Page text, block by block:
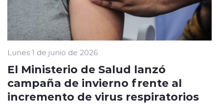
Lunes 1 de junio de 2026
El Ministerio de Salud lanzó
campaña de invierno frente al
incremento de virus respiratorios